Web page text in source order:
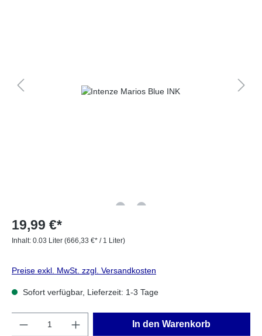
19,99 €*
Inhalt: 0.03 Liter (666,33 €* / 1 Liter)
Preise exkl. MwSt. zzgl. Versandkosten
Sofort verfügbar, Lieferzeit: 1-3 Tage
In den Warenkorb